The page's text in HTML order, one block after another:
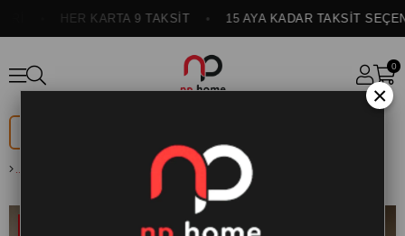
HER KARTA 9 TAKSİT 15 AYA KADAR TAKSİT
0
×